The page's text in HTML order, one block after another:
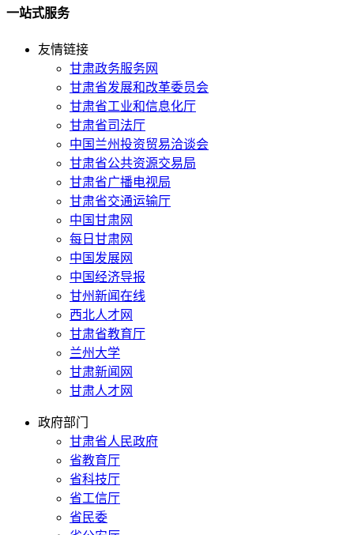
一站式服务
友情链接
甘肃政务服务网
甘肃省发展和改革委员会
甘肃省工业和信息化厅
甘肃省司法厅
中国兰州投资贸易洽谈会
甘肃省公共资源交易局
甘肃省广播电视局
甘肃省交通运输厅
中国甘肃网
每日甘肃网
中国发展网
中国经济导报
甘州新闻在线
西北人才网
甘肃省教育厅
兰州大学
甘肃新闻网
甘肃人才网
政府部门
甘肃省人民政府
省教育厅
省科技厅
省工信厅
省民委